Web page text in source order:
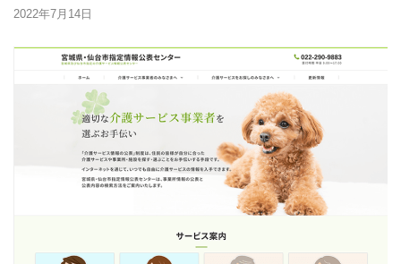
2022年7月14日